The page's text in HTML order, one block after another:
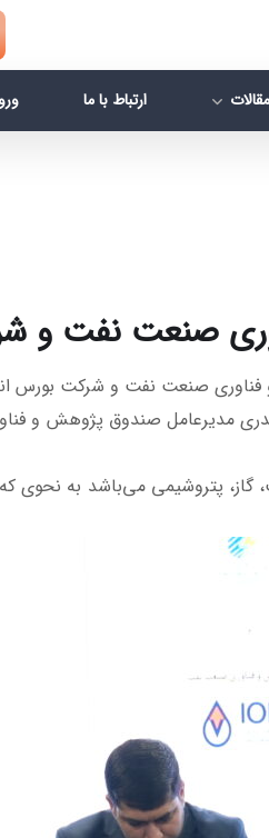
ارتباط با ما
صنعت نفت و
مدیرعامل صندوق پژوهش و
پتروشیمی می‌باشد به نحوی